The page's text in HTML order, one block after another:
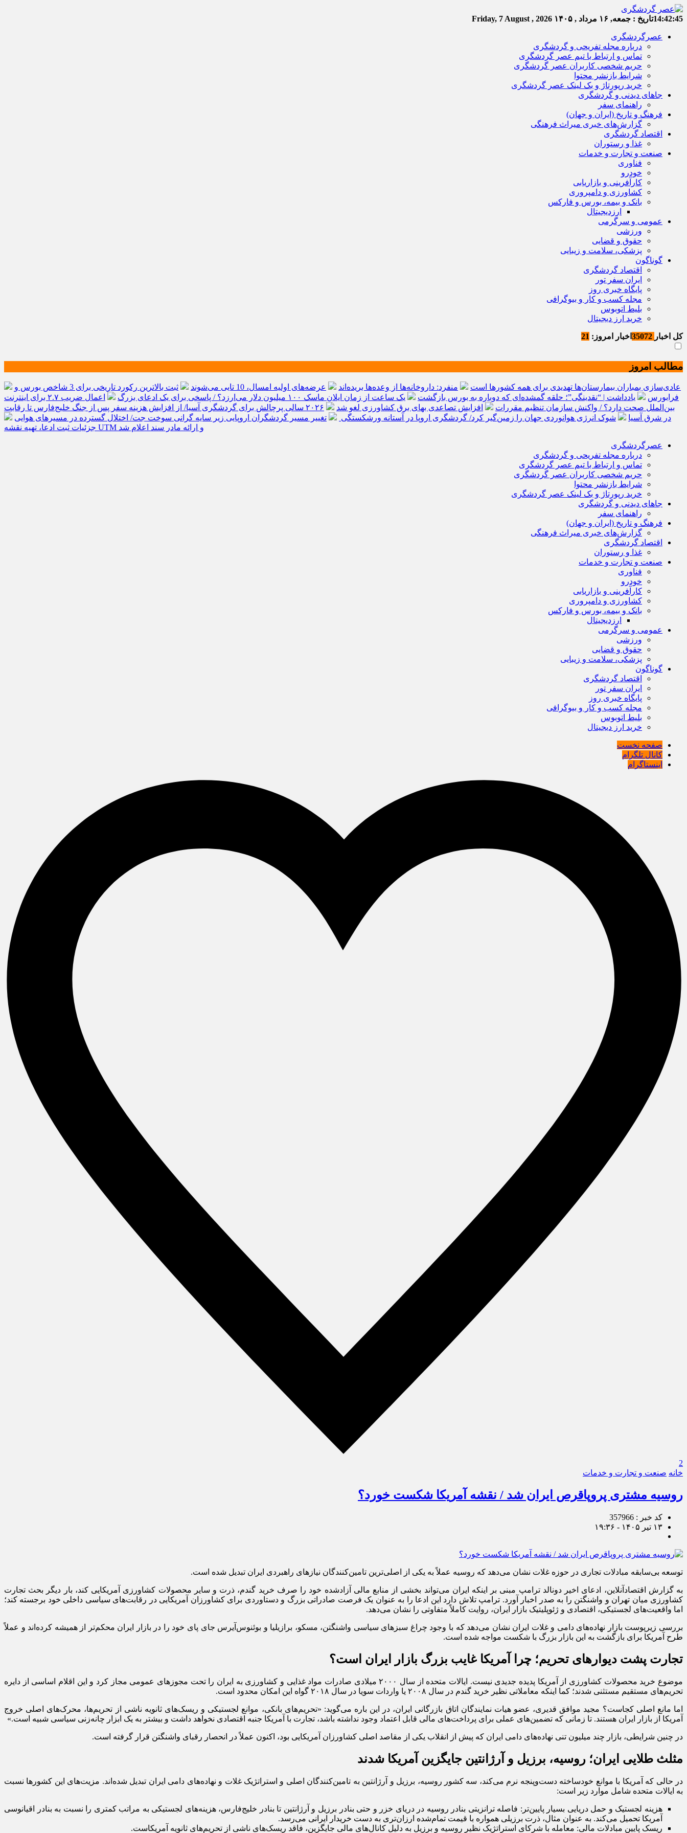
14:42:45تاریخ : جمعه, ۱۶ مرداد , ۱۴۰۵ Friday, 7 August , 2026
عصرگردشگری
درباره مجله تفریحی و گردشگری
تماس و ارتباط با تیم عصر گردشگری
حریم شخصی کاربران عصر گردشگری
شرایط بازنشر محتوا
خرید رپورتاژ و بک لینک عصر گردشگری
جاهای دیدنی و گردشگری
راهنمای سفر
فرهنگ و تاریخ (ایران و جهان)
گزارش‌های خبری میراث فرهنگی
اقتصاد گردشگری
غذا و رستوران
صنعت و تجارت و خدمات
فناوری
خودرو
کارآفرینی و بازاریابی
کشاورزی و دامپروری
بانک و بیمه، بورس و فارکس
ارزدیجیتال
عمومی و سرگرمی
ورزشی
حقوق و قضایی
پزشکی، سلامت و زیبایی
گوناگون
اقتصاد گردشگری
ایران سفر تور
پایگاه خبری روز
مجله کسب و کار و بیوگرافی
بلیط اتوبوس
خرید ارز دیجیتال
کل اخبار اخبار امروز: 21
مطالب امروز
عادی‌سازی بمباران بیمارستان‌ها تهدیدی برای همه کشورها است منفرد: داروخانه‌ها از وعده‌ها بریده‌اند عرضه‌های اولیه امسال، 10 تایی می‌شوند
ثبت بالاترین رکورد تاریخی برای 3 شاخص بورس و
فرابورس
یادداشت | “نقدینگی”؛ حلقه گمشده‌ای که دوباره به بورس بازگشت یک ساعت از زمان ایلان ماسک ۱۰۰ میلیون دلار می‌ارزد؟ / پاسخی برای یک ادعای بزرگ
اعمال ضریب ۲.۷ برای اینترنت
بین‌الملل صحت دارد؟ / واکنش سازمان تنظیم مقررات
افزایش تصاعدی بهای برق کشاورزی لغو شد
۲۰۲۶ سالی پرچالش برای گردشگری آسیا/ از افزایش هزینه سفر پس از جنگ خلیج‌فارس تا رقابت
در شرق آسیا
شوک انرژی هوانوردی جهان را زمین‌گیر کرد/ گردشگری اروپا در آستانه ورشکستگی
تغییر مسیر گردشگران اروپایی زیر سایه گرانی سوخت جت/ اختلال گسترده در مسیرهای هوایی
جزئیات ثبت ادعا، تهیه نقشه UTM و ارائه مادر سند اعلام شد
عصرگردشگری
درباره مجله تفریحی و گردشگری
تماس و ارتباط با تیم عصر گردشگری
حریم شخصی کاربران عصر گردشگری
شرایط بازنشر محتوا
خرید رپورتاژ و بک لینک عصر گردشگری
جاهای دیدنی و گردشگری
راهنمای سفر
فرهنگ و تاریخ (ایران و جهان)
گزارش‌های خبری میراث فرهنگی
اقتصاد گردشگری
غذا و رستوران
صنعت و تجارت و خدمات
فناوری
خودرو
کارآفرینی و بازاریابی
کشاورزی و دامپروری
بانک و بیمه، بورس و فارکس
ارزدیجیتال
عمومی و سرگرمی
ورزشی
حقوق و قضایی
پزشکی، سلامت و زیبایی
گوناگون
اقتصاد گردشگری
ایران سفر تور
پایگاه خبری روز
مجله کسب و کار و بیوگرافی
بلیط اتوبوس
خرید ارز دیجیتال
صفحه نخست
کانال تلگرام
اینستاگرام
2
خانه صنعت و تجارت و خدمات
روسیه مشتری پروپاقرص ایران شد / نقشه آمریکا شکست خورد؟
کد خبر : 357966
۱۳ تیر ۱۴۰۵ - ۱۹:۳۶
توسعه بی‌سابقه مبادلات تجاری در حوزه غلات نشان می‌دهد که روسیه عملاً به یکی از اصلی‌ترین تامین‌کنندگان نیازهای راهبردی ایران تبدیل شده است.
به گزارش اقتصادآنلاین، ادعای اخیر دونالد ترامپ مبنی بر اینکه ایران می‌تواند بخشی از منابع مالی آزادشده خود را صرف خرید گندم، ذرت و سایر محصولات کشاورزی آمریکایی کند، بار دیگر بحث تجارت
کشاورزی میان تهران و واشنگتن را به صدر اخبار آورد. ترامپ تلاش دارد این ادعا را به عنوان یک فرصت صادراتی بزرگ و دستاوردی برای کشاورزان آمریکایی در رقابت‌های سیاسی داخلی خود برجسته کند؛
اما واقعیت‌های لجستیکی، اقتصادی و ژئوپلیتیک بازار ایران، روایت کاملاً متفاوتی را نشان می‌دهد.
بررسی زیرپوست بازار نهاده‌های دامی و غلات ایران نشان می‌دهد که با وجود چراغ سبزهای سیاسی واشنگتن، مسکو، برازیلیا و بوئنوس‌آیرس جای پای خود را در بازار ایران محکم‌تر از همیشه کرده‌اند و عملاً
طرح آمریکا برای بازگشت به این بازار بزرگ با شکست مواجه شده است.
تجارت پشت دیوارهای تحریم؛ چرا آمریکا غایب بزرگ بازار ایران است؟
موضوع خرید محصولات کشاورزی از آمریکا پدیده جدیدی نیست. ایالات متحده از سال ۲۰۰۰ میلادی صادرات مواد غذایی و کشاورزی به ایران را تحت مجوزهای عمومی مجاز کرد و این اقلام اساسی از دایره
تحریم‌های مستقیم مستثنی شدند؛ کما اینکه معاملاتی نظیر خرید گندم در سال ۲۰۰۸ یا واردات سویا در سال ۲۰۱۸ گواه این امکان محدود است.
اما مانع اصلی کجاست؟ مجید موافق قدیری، عضو هیات نمایندگان اتاق بازرگانی ایران، در این باره می‌گوید: «تحریم‌های بانکی، موانع لجستیکی و ریسک‌های ثانویه ناشی از تحریم‌ها، محرک‌های اصلی خروج
آمریکا از بازار ایران هستند. تا زمانی که تضمین‌های عملی برای پرداخت‌های مالی قابل اعتماد وجود نداشته باشد، تجارت با آمریکا جنبه اقتصادی نخواهد داشت و بیشتر به یک ابزار چانه‌زنی سیاسی شبیه است.»
در چنین شرایطی، بازار چند میلیون تنی نهاده‌های دامی ایران که پیش از انقلاب یکی از مقاصد اصلی کشاورزان آمریکایی بود، اکنون عملاً در انحصار رقبای واشنگتن قرار گرفته است.
مثلث طلایی ایران؛ روسیه، برزیل و آرژانتین جایگزین آمریکا شدند
در حالی که آمریکا با موانع خودساخته دست‌وپنجه نرم می‌کند، سه کشور روسیه، برزیل و آرژانتین به تامین‌کنندگان اصلی و استراتژیک غلات و نهاده‌های دامی ایران تبدیل شده‌اند. مزیت‌های این کشورها نسبت
به ایالات متحده شامل موارد زیر است:
هزینه لجستیک و حمل دریایی بسیار پایین‌تر: فاصله ترانزیتی بنادر روسیه در دریای خزر و حتی بنادر برزیل و آرژانتین تا بنادر خلیج‌فارس، هزینه‌های لجستیکی به مراتب کمتری را نسبت به بنادر اقیانوسی
آمریکا تحمیل می‌کند. به عنوان مثال، ذرت برزیلی همواره با قیمت تمام‌شده ارزان‌تری به دست خریدار ایرانی می‌رسد.
ریسک پایین مبادلات مالی: معامله با شرکای استراتژیک نظیر روسیه و برزیل به دلیل کانال‌های مالی جایگزین، فاقد ریسک‌های ناشی از تحریم‌های ثانویه آمریکاست.